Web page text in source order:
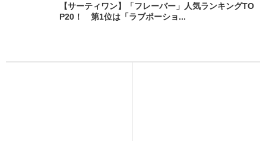
【サーティワン】「フレーバー」人気ランキングTO
P20！ 第1位は「ラブポーショ...